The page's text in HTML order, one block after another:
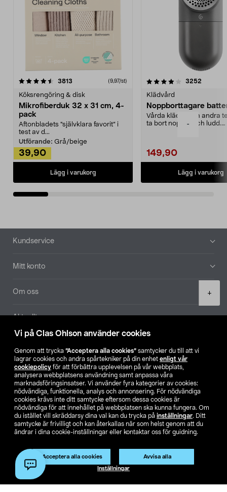
Vi på Clas Ohlson använder cookies
Genom att trycka ”Acceptera alla cookies” samtycker du till att vi
lagrar cookies och andra spårtekniker på din enhet enligt vår
cookiepolicy för att förbättra upplevelsen på vår webbplats,
analysera webbplatsens användning samt anpassa våra
marknadsföringsinsatser. Vi använder fyra kategorier av cookies:
nödvändiga, funktionella, analys och annonsering. För nödvändiga
cookies krävs inte ditt samtycke eftersom dessa cookies är
nödvändiga för att innehållet på webbplatsen ska kunna fungera. Om
du istället vill skräddarsy dina val kan du trycka på inställningar. Ditt
samtycke är frivilligt och kan återkallas när som helst genom att du
ändrar i dina cookie-inställningar eller kontaktar oss för guidning.
Acceptera alla cookies Avvisa alla
Inställningar
-
+
3813 (9,97/st)
Köksrengöring & disk
Mikrofiberduk 32 x 31 cm, 4-
pack
Aftonbladets "självklara favorit” i
test av d...
Utförande: Grå/beige
39,90
Lägg i varukorg
4.0av 5 stjärnor 3252
Klädvård
Noppborttagare
Vårda kläder och andra
ta bort noppor och ludd.
149,90
Lägg i varukorg
4.5av 5 stjärnor
Sidfot
Kundservice
Mitt konto
Om oss
Aktuellt
Hitta butik
SE NO FI
Köpvillkor Privacy statement Klubbvillkor
För företag
Ändra till priser exklusive moms